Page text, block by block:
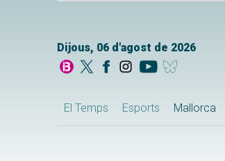
Dijous, 06 d'agost de 2026
El Temps Esports Mallorca